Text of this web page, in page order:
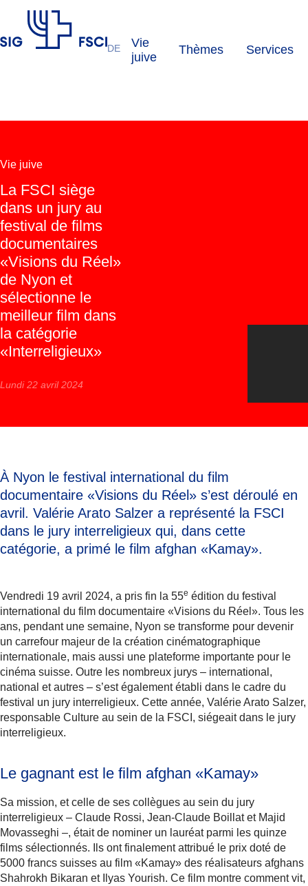
DE
Vie
juive
Thèmes Services
Vie juive
La FSCI siège
dans un jury au
festival de films
documentaires
«Visions du Réel»
de Nyon et
sélectionne le
meilleur film dans
la catégorie
«Interreligieux»
Lundi 22 avril 2024
À Nyon le festival international du film
documentaire «Visions du Réel» s’est déroulé en
avril. Valérie Arato Salzer a représenté la FSCI
dans le jury interreligieux qui, dans cette
catégorie, a primé le film afghan «Kamay».
Vendredi 19 avril 2024, a pris fin la 55e édition du festival
international du film documentaire «Visions du Réel». Tous les
ans, pendant une semaine, Nyon se transforme pour devenir
un carrefour majeur de la création cinématographique
internationale, mais aussi une plateforme importante pour le
cinéma suisse. Outre les nombreux jurys – international,
national et autres – s’est également établi dans le cadre du
festival un jury interreligieux. Cette année, Valérie Arato Salzer,
responsable Culture au sein de la FSCI, siégeait dans le jury
interreligieux.
Le gagnant est le film afghan «Kamay»
Sa mission, et celle de ses collègues au sein du jury
interreligieux – Claude Rossi, Jean-Claude Boillat et Majid
Movasseghi –, était de nominer un lauréat parmi les quinze
films sélectionnés. Ils ont finalement attribué le prix doté de
5000 francs suisses au film «Kamay» des réalisateurs afghans
Shahrokh Bikaran et Ilyas Yourish. Ce film montre comment vit,